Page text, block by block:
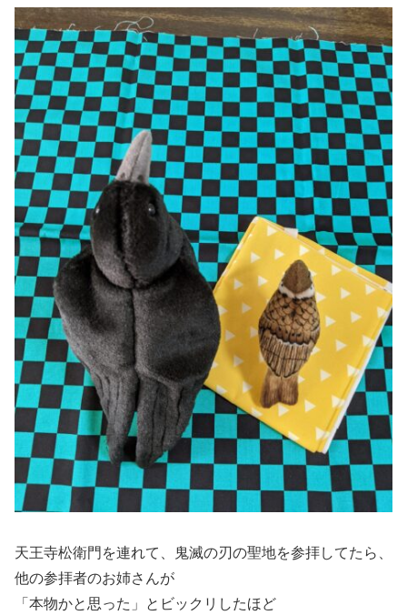
天王寺松衛門を連れて、鬼滅の刃の聖地を参拝してたら、
他の参拝者のお姉さんが
「本物かと思った」とビックリしたほど